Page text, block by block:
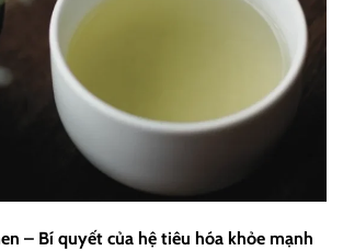
– Bí quyết của hệ tiêu hóa khỏe mạnh